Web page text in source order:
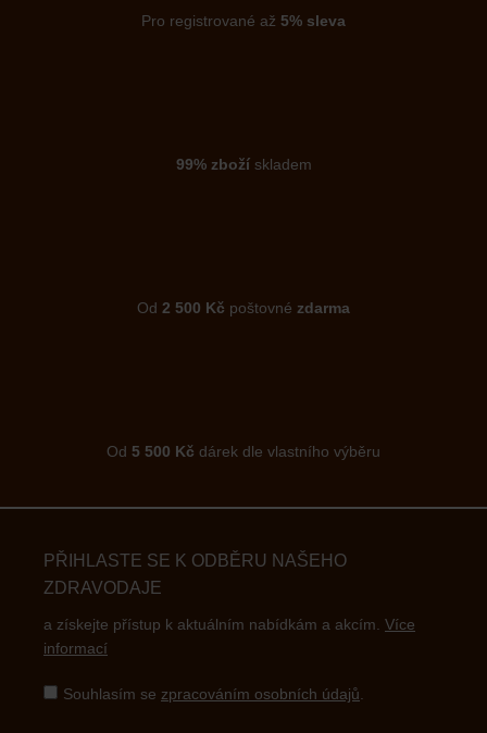
Pro registrované až 5% sleva
99% zbožískladem
Od 2 500 Kč poštovné zdarma
Od 5 500 Kč dárek dle vlastního výběru
PŘIHLASTE SE K ODBĚRU NAŠEHO
ZDRAVODAJE
a získejte přístup k aktuálním nabídkám a akcím. Více
informací
Souhlasím se zpracováním osobních údajů